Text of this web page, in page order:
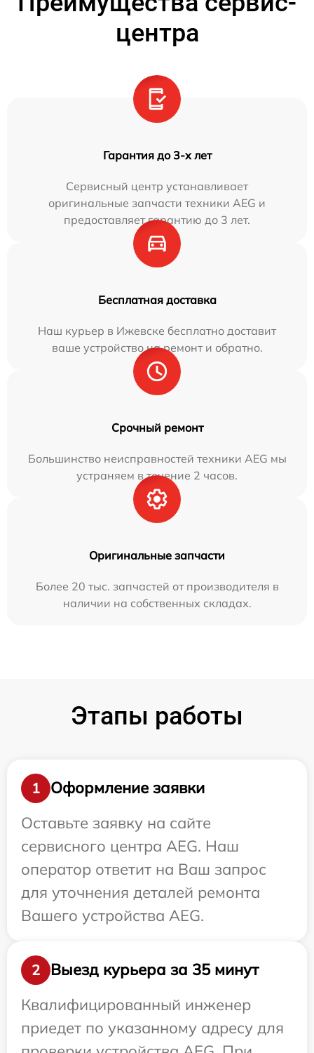
центра
Гарантия до 3-х лет
Сервисный центр устанавливает
оригинальные запчасти техники AEG и
предоставляет гарантию до 3 лет.
Бесплатная доставка
Наш курьер в Ижевске бесплатно доставит
ваше устройство на ремонт и обратно.
Срочный ремонт
Большинство неисправностей техники AEG мы
устраняем в течение 2 часов.
Оригинальные запчасти
Более 20 тыс. запчастей от производителя в
наличии на собственных складах.
Этапы работы
1
Оформление заявки
Оставьте заявку на сайте
сервисного центра AEG. Наш
оператор ответит на Ваш запрос
для уточнения деталей ремонта
Вашего устройства AEG.
2
Выезд курьера за 35 минут
Квалифицированный инженер
приедет по указанному адресу для